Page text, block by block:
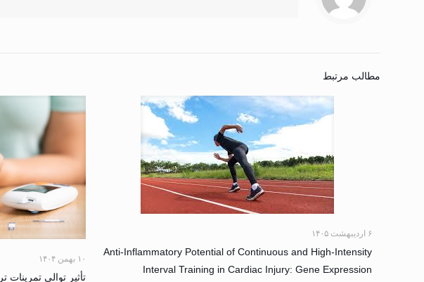
مطالب مرتبط
۶ اردیبهشت ۱۴۰۵
Anti-Inflammatory Potential of Continuous and High-Intensity
Interval Training in Cardiac Injury: Gene Expression
۱۰ بهمن ۱۴۰۴
تأثیر توالی